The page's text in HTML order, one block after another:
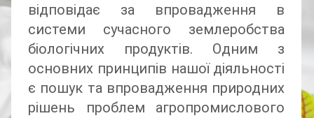
вiдповiдає за впровадження в
системи сучасного землеробства
бiологiчних продуктiв. Одним з
основних принципів нашої діяльності
є пошук та впровадження природних
рішень проблем агропромислового